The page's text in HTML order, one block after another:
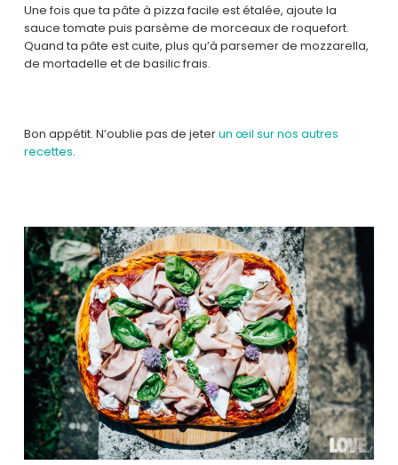
Une fois que ta pâte à pizza facile est étalée, ajoute la
sauce tomate puis parsème de morceaux de roquefort.
Quand ta pâte est cuite, plus qu’à parsemer de mozzarella,
de mortadelle et de basilic frais.
Bon appétit. N’oublie pas de jeterun œil sur nos autres
recettes.